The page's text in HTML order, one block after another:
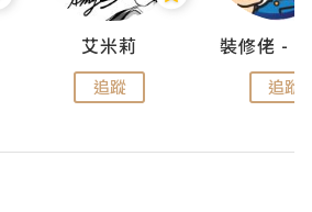
艾米莉
追蹤 追蹤